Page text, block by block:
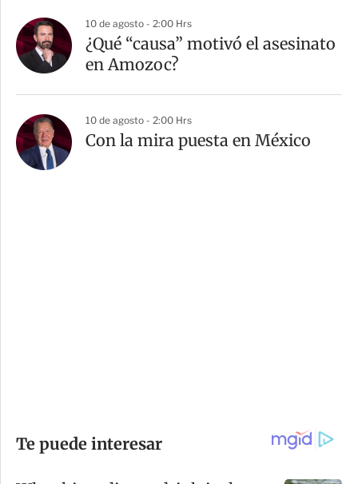
10 de agosto - 2:00 Hrs
¿Qué “causa” motivó el asesinato
en Amozoc?
10 de agosto - 2:00 Hrs
Con la mira puesta en México